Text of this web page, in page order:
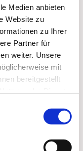
Medien anbieten
Website zu
zu Ihrer
Partner für
weiter. Unsere
mit
bereitgestellt